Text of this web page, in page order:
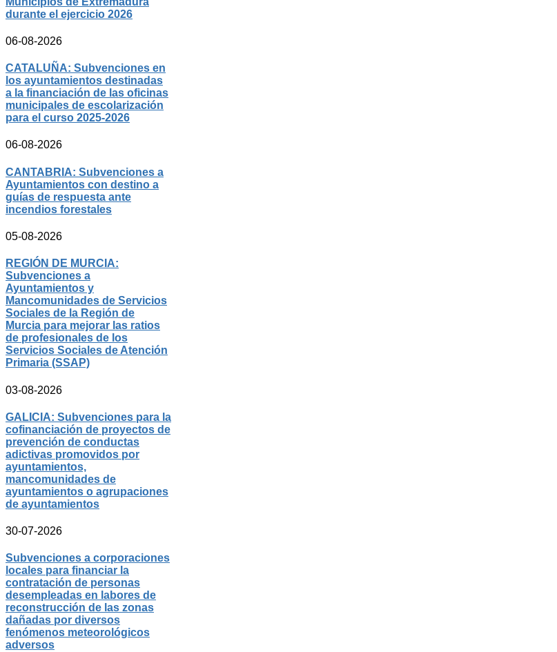
durante el ejercicio 2026
06-08-2026
CATALUÑA: Subvenciones en
los ayuntamientos destinadas
a la financiación de las oficinas
municipales de escolarización
para el curso 2025-2026
06-08-2026
CANTABRIA: Subvenciones a
Ayuntamientos con destino a
guías de respuesta ante
incendios forestales
05-08-2026
REGIÓN DE MURCIA:
Subvenciones a
Ayuntamientos y
Mancomunidades de Servicios
Sociales de la Región de
Murcia para mejorar las ratios
de profesionales de los
Servicios Sociales de Atención
Primaria (SSAP)
03-08-2026
GALICIA: Subvenciones para la
cofinanciación de proyectos de
prevención de conductas
adictivas promovidos por
ayuntamientos,
mancomunidades de
ayuntamientos o agrupaciones
de ayuntamientos
30-07-2026
Subvenciones a corporaciones
locales para financiar la
contratación de personas
desempleadas en labores de
reconstrucción de las zonas
dañadas por diversos
fenómenos meteorológicos
adversos